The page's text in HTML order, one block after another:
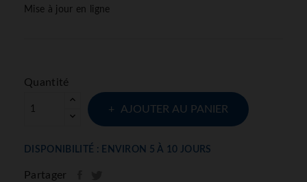
Mise à jour en ligne
Quantité
AJOUTER AU PANIER
DISPONIBILITÉ : ENVIRON 5 À 10 JOURS
Partager